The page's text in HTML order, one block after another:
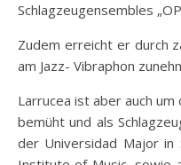
Schlagzeugensembles
Zudem erreicht er durch
am Jazz- Vibraphon
Larrucea ist aber auch
bemüht und als
der Universidad Major in